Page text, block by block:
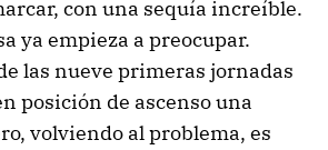
con una sequía increíble.
ya empieza a preocupar.
las nueve primeras jornadas
posición de ascenso una
volviendo al problema, es